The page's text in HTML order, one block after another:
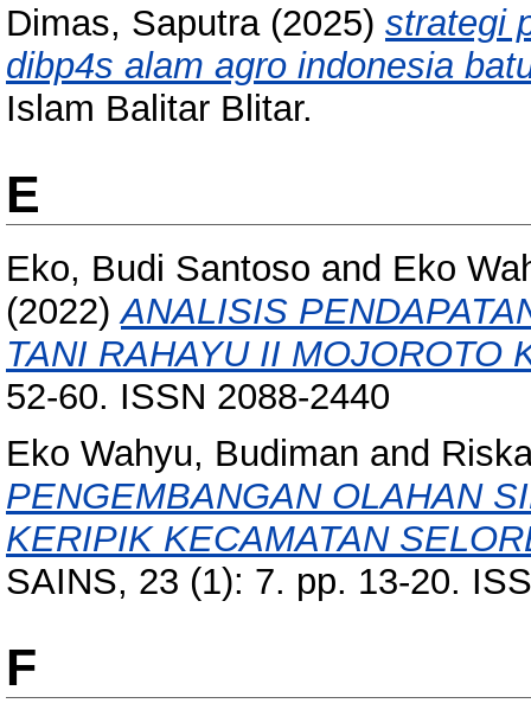
Dimas, Saputra(2025) strategi
dibp4s alam agro indonesia
Islam Balitar Blitar.
E
Eko, Budi Santoso and Eko
(2022)ANALISIS
TANI RAHAYU II MOJOROTO
52-60. ISSN 2088-2440
Eko Wahyu, Budiman and
PENGEMBANGAN OLAHAN
KERIPIK KECAMATAN
SAINS, 23 (1): 7. pp. 13-20.
F